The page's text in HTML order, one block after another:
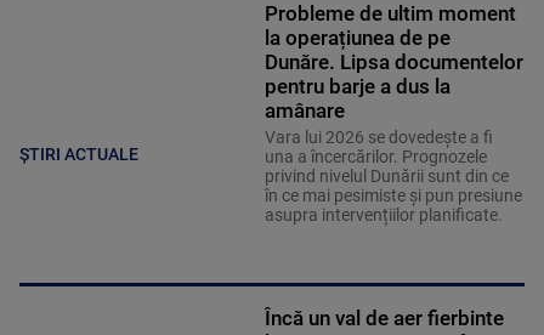
ȘTIRI ACTUALE
Probleme de ultim moment
la operațiunea de pe
Dunăre. Lipsa documentelor
pentru barje a dus la
amânare
Vara lui 2026 se dovedește a fi
una a încercărilor. Prognozele
privind nivelul Dunării sunt din ce
în ce mai pesimiste și pun presiune
asupra intervențiilor planificate.
Încă un val de aer fierbinte